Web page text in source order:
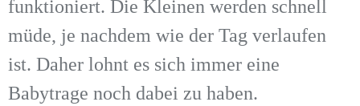
funktioniert. Die Kleinen werden schnell
müde, je nachdem wie der Tag verlaufen
ist. Daher lohnt es sich immer eine
Babytrage noch dabei zu haben.